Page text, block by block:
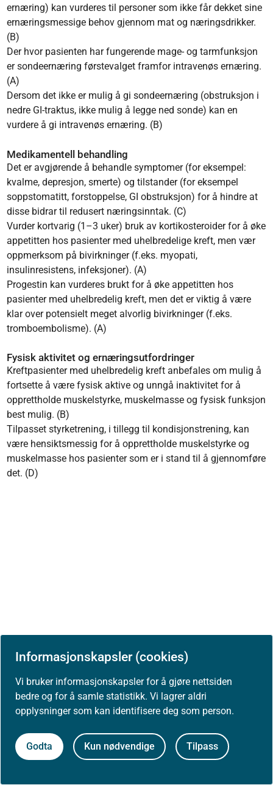
Informasjonskapsler (cookies)
Vi bruker informasjonskapsler for å gjøre nettsiden
bedre og for å samle statistikk. Vi lagrer aldri
opplysninger som kan identifisere deg som person.
Godta Kun nødvendige Tilpass
ernæring) kan vurderes til personer som ikke får dekket sine
ernæringsmessige behov gjennom mat og næringsdrikker.
(B)
Der hvor pasienten har fungerende mage- og tarmfunksjon
er sondeernæring førstevalget framfor intravenøs ernæring.
(A)
Dersom det ikke er mulig å gi sondeernæring (obstruksjon i
nedre GI-traktus, ikke mulig å legge ned sonde) kan en
vurdere å gi intravenøs ernæring. (B)
Medikamentell behandling
Det er avgjørende å behandle symptomer (for eksempel:
kvalme, depresjon, smerte) og tilstander (for eksempel
soppstomatitt, forstoppelse, GI obstruksjon) for å hindre at
disse bidrar til redusert næringsinntak. (C)
Vurder kortvarig (1–3 uker) bruk av kortikosteroider for å øke
appetitten hos pasienter med uhelbredelige kreft, men vær
oppmerksom på bivirkninger (f.eks. myopati,
insulinresistens, infeksjoner). (A)
Progestin kan vurderes brukt for å øke appetitten hos
pasienter med uhelbredelig kreft, men det er viktig å være
klar over potensielt meget alvorlig bivirkninger (f.eks.
tromboembolisme). (A)
Fysisk aktivitet og ernæringsutfordringer
Kreftpasienter med uhelbredelig kreft anbefales om mulig å
fortsette å være fysisk aktive og unngå inaktivitet for å
opprettholde muskelstyrke, muskelmasse og fysisk funksjon
best mulig. (B)
Tilpasset styrketrening, i tillegg til kondisjonstrening, kan
være hensiktsmessig for å opprettholde muskelstyrke og
muskelmasse hos pasienter som er i stand til å gjennomføre
det. (D)